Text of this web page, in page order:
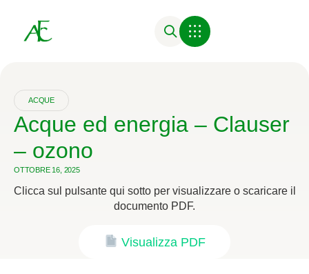
ACQUE
Acque ed energia – Clauser
– ozono
OTTOBRE 16, 2025
Clicca sul pulsante qui sotto per visualizzare o scaricare il
documento PDF.
Visualizza PDF